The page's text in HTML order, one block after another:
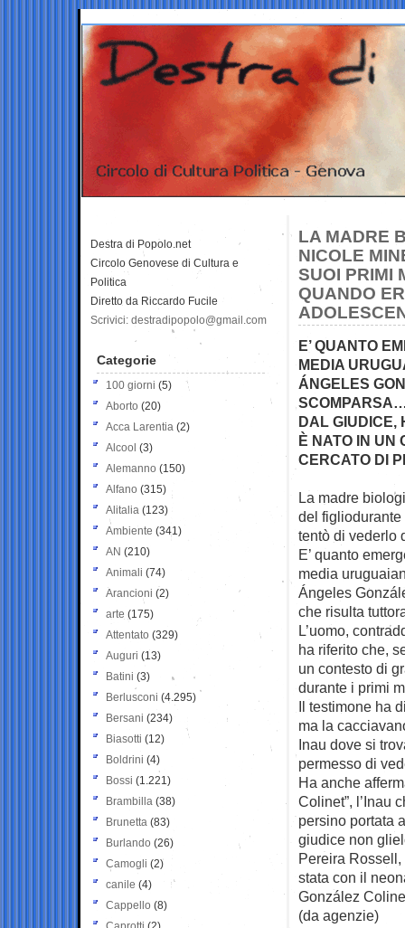
LA MADRE
NICOLE
SUOI PRIMI
QUANDO
E’ QUANTO
MEDIA
ÁNGELES
DAL GIUDICE,
È NATO IN UN
CERCATO DI
La madre
del figliodurante
tentò di vederlo
E’ quanto
media
Ángeles
che risulta
L’uomo,
ha riferito che,
un contesto di
durante i primi
Il testimone ha
ma la
Inau dove si
permesso di
Ha anche
Colinet”, l’Inau
persino portata
giudice non
Pereira
stata con il
González
(da agenzie)
Destra di Popolo.net
Circolo Genovese di Cultura e
Politica
Diretto da Riccardo Fucile
Scrivici: destradipopolo@gmail.com
Categorie
100 giorni (5)
Aborto (20)
Acca Larentia (2)
Alcool (3)
Alemanno (150)
Alfano (315)
Alitalia (123)
Ambiente (341)
AN (210)
Animali (74)
Arancioni (2)
arte (175)
Attentato (329)
Auguri (13)
Batini (3)
Berlusconi (4.295)
Bersani (234)
Biasotti (12)
Boldrini (4)
Bossi (1.221)
Brambilla (38)
Brunetta (83)
Burlando (26)
Camogli (2)
canile (4)
Cappello (8)